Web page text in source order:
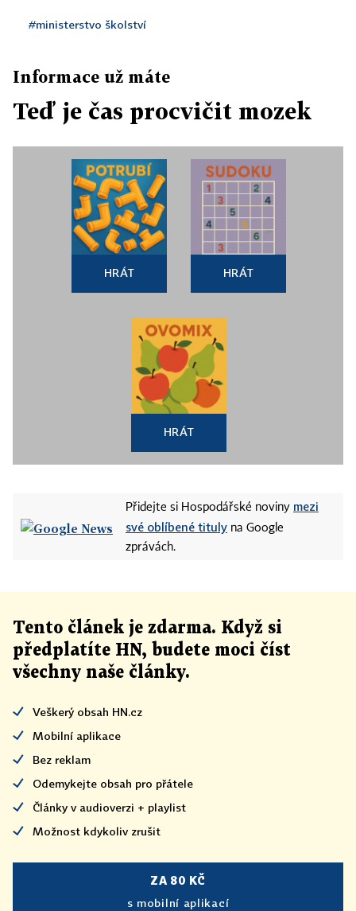
#ministerstvo školství
Informace už máte
Teď je čas procvičit mozek
HRÁT HRÁT
HRÁT
Přidejte si Hospodářské noviny mezi
své oblíbené tituly na Google
zprávách.
Tento článek je zdarma. Když si
předplatíte HN, budete moci číst
všechny naše články.
Veškerý obsah HN.cz
Mobilní aplikace
Bez reklam
Odemykejte obsah pro přátele
Články v audioverzi + playlist
Možnost kdykoliv zrušit
ZA 80 KČ
s mobilní aplikací